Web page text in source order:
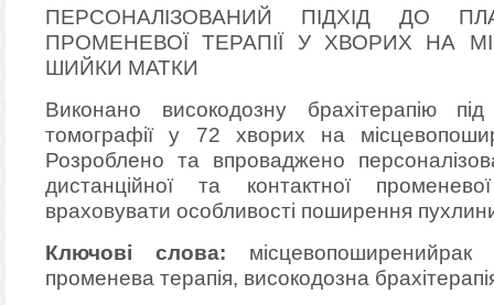
ПЕРСОНАЛІЗОВАНИЙ ПІДХІД ДО
ПРОМЕНЕВОЇ ТЕРАПІЇ У ХВОРИХ НА
ШИЙКИ МАТКИ
Виконано високодозну брахітерапію
томографії у 72 хворих на
Розроблено та впроваджено
дистанційної та контактної
враховувати особливості поширення
Ключові слова:
променева терапія, високодозна